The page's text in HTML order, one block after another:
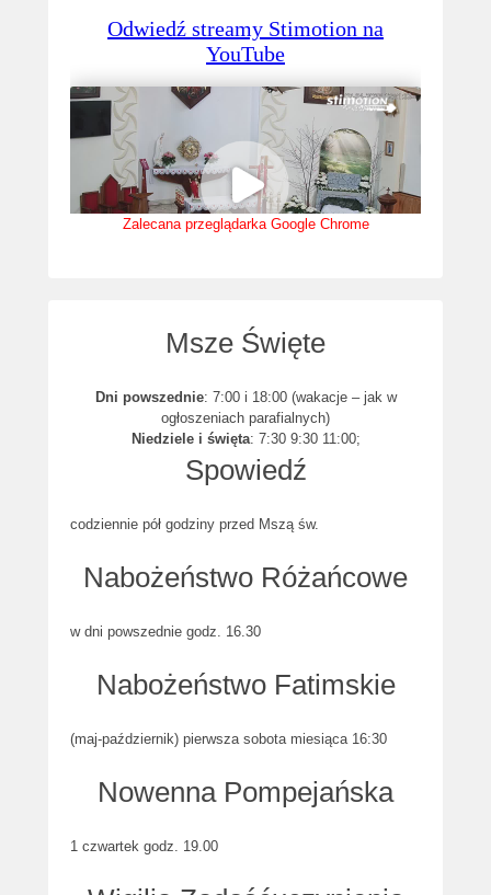
Zalecana przeglądarka Google Chrome
Msze Święte
Dni powszednie: 7:00 i 18:00 (wakacje – jak w
ogłoszeniach parafialnych)
Niedziele i święta: 7:30 9:30 11:00;
Spowiedź
codziennie pół godziny przed Mszą św.
Nabożeństwo Różańcowe
w dni powszednie godz. 16.30
Nabożeństwo Fatimskie
(maj-październik) pierwsza sobota miesiąca 16:30
Nowenna Pompejańska
1 czwartek godz. 19.00